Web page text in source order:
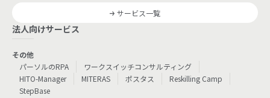
サービス一覧
法人向けサービス
その他
パーソルのRPA
ワークスイッチコンサルティング
HITO-Manager
MITERAS ポスタス
Reskilling Camp
StepBase